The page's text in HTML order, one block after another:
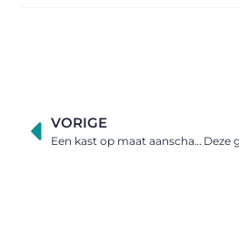
VORIGE
Een kast op maat aanschaffen